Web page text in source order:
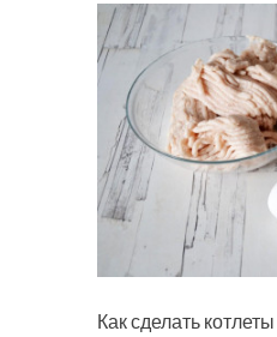
Как сделать